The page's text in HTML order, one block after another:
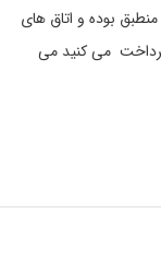
بوده و اتاق های
می کنید می